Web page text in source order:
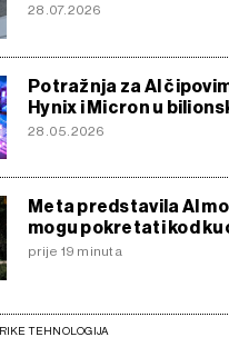
28.07.2026
Potražnja za AI
Hynix i Micron u
28.05.2026
Meta predstavila AI
mogu pokretati kod
prije 19 minuta
TEHNOLOGIJA